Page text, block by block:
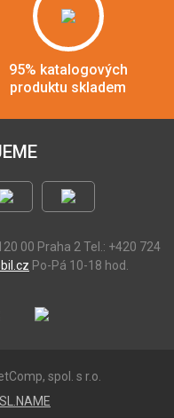
95% katalogových
produktu skladem
00 Praha 2 Tel.: +420 724
Po-Pá 10-18 hod.
spol. s r.o.